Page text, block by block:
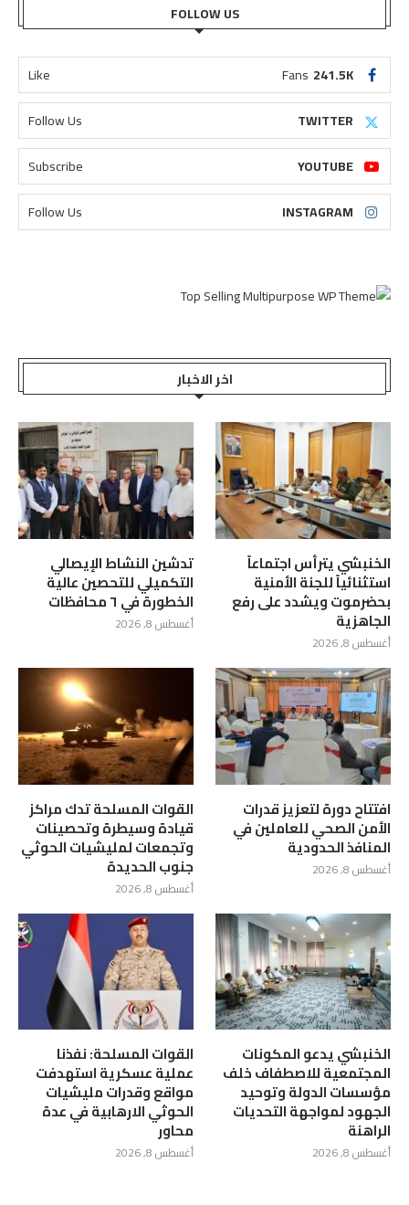
FOLLOW US
241.5K
Fans
Like
TWITTER
Follow Us
YOUTUBE
Subscribe
INSTAGRAM
Follow Us
اخر الاخبار
الخنبشي يترأس اجتماعاً
استثنائياً للجنة الأمنية
بحضرموت ويشدد على رفع
الجاهزية
أغسطس 8, 2026
تدشين النشاط الإيصالي
التكميلي للتحصين عالية
الخطورة في ٦ محافظات
أغسطس 8, 2026
افتتاح دورة لتعزيز قدرات
الأمن الصحي للعاملين في
المنافذ الحدودية
أغسطس 8, 2026
القوات المسلحة تدك مراكز
قيادة وسيطرة وتحصينات
وتجمعات لمليشيات الحوثي
جنوب الحديدة
أغسطس 8, 2026
الخنبشي يدعو المكونات
المجتمعية للاصطفاف خلف
مؤسسات الدولة وتوحيد
الجهود لمواجهة التحديات
الراهنة
أغسطس 8, 2026
القوات المسلحة: نفذنا
عملية عسكرية استهدفت
مواقع وقدرات مليشيات
الحوثي الارهابية في عدة
محاور
أغسطس 8, 2026